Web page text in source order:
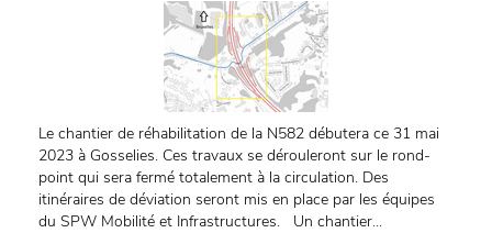
Le chantier de réhabilitation de la N582 débutera ce 31 mai
2023 à Gosselies. Ces travaux se dérouleront sur le rond-
point qui sera fermé totalement à la circulation. Des
itinéraires de déviation seront mis en place par les équipes
du SPW Mobilité et Infrastructures. Un chantier...